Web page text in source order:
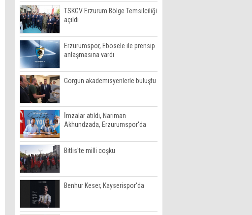
TSKGV Erzurum Bölge Temsilciliği
açıldı
Erzurumspor, Ebosele ile prensip
anlaşmasına vardı
Görgün akademisyenlerle buluştu
İmzalar atıldı, Nariman
Akhundzada, Erzurumspor'da
Bitlis'te milli coşku
Benhur Keser, Kayserispor'da